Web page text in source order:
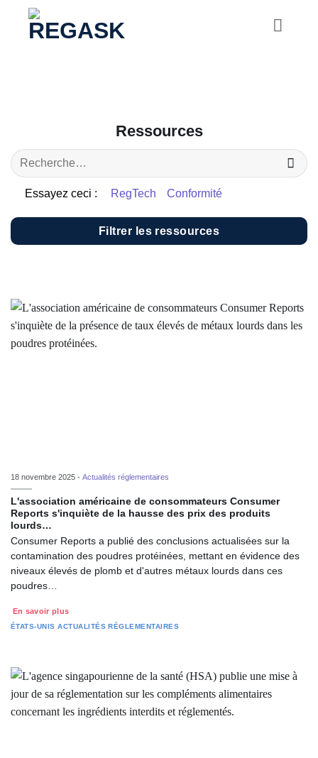
Passer
Ressources
Essayez ceci : RegTech Conformité
Filtrer les ressources
18 novembre 2025 - Actualités réglementaires
L'association américaine de consommateurs Consumer
Reports s'inquiète de la hausse des prix des produits
lourds…
Consumer Reports a publié des conclusions actualisées sur la
contamination des poudres protéinées, mettant en évidence des
niveaux élevés de plomb et d'autres métaux lourds dans ces
poudres…
En savoir plus
ÉTATS-UNIS ACTUALITÉS RÉGLEMENTAIRES